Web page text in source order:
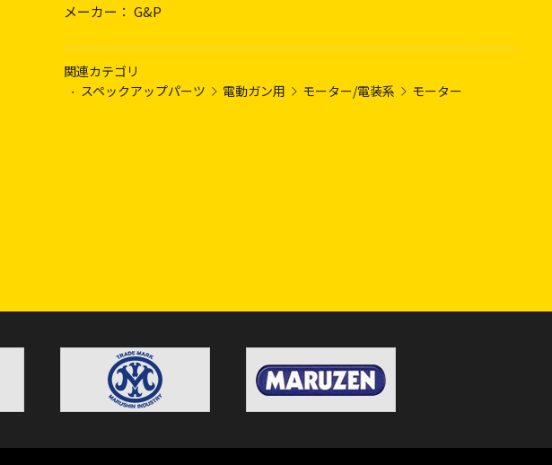
メーカー： G&P
関連カテゴリ
スペックアップパーツ
電動ガン用 モーター/電装系 モーター